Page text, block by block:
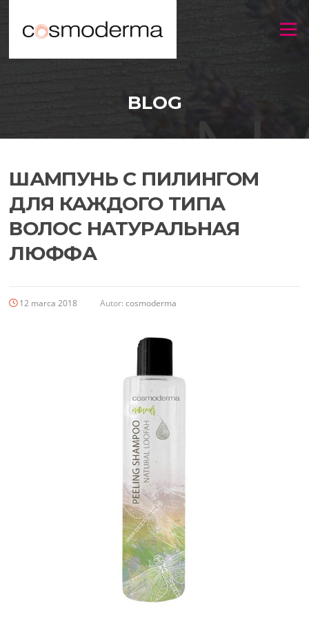
Menu
BLOG
ШАМПУНЬ С ПИЛИНГОМ
ДЛЯ КАЖДОГО ТИПА
ВОЛОС НАТУРАЛЬНАЯ
ЛЮФФА
12 marca 2018 Autor:cosmoderma